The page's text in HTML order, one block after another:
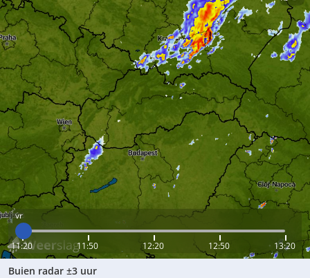
vr
11:20 11:50 12:20 12:50 13:20
Buien radar ±3 uur